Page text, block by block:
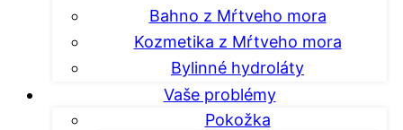
Bahno z Mŕtveho mora
Kozmetika z Mŕtveho mora
Bylinné hydroláty
Vaše problémy
Pokožka